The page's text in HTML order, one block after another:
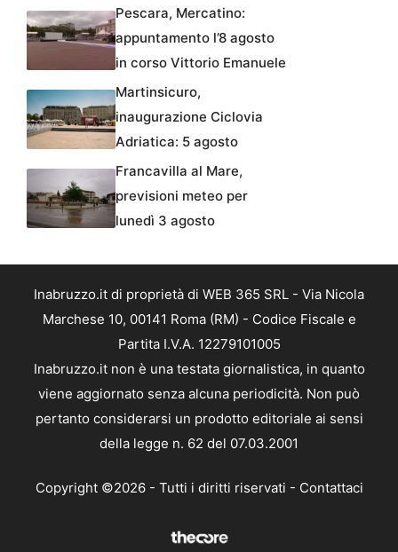
Pescara, Mercatino:
appuntamento l’8 agosto
in corso Vittorio Emanuele
Martinsicuro,
inaugurazione Ciclovia
Adriatica: 5 agosto
Francavilla al Mare,
previsioni meteo per
lunedì 3 agosto
Inabruzzo.it di proprietà di WEB 365 SRL - Via Nicola
Marchese 10, 00141 Roma (RM) - Codice Fiscale e
Partita I.V.A. 12279101005
Inabruzzo.it non è una testata giornalistica, in quanto
viene aggiornato senza alcuna periodicità. Non può
pertanto considerarsi un prodotto editoriale ai sensi
della legge n. 62 del 07.03.2001
Copyright ©2026 - Tutti i diritti riservati - Contattaci